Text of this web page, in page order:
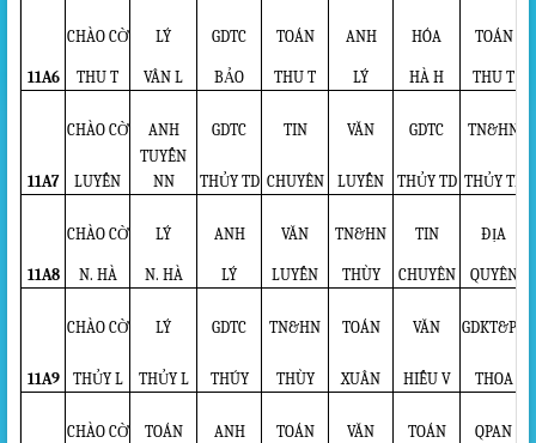
11A6
CHÀO CỜ LÝ GDTC TOÁN ANH HÓA TOÁN
THU T VÂN L BẢO THU T LÝ HÀ H THU T
11A7
CHÀO CỜ ANH GDTC TIN VĂN GDTC TN&HN
LUYẾN
TUYẾN
NN
THỦY TD CHUYÊN LUYẾN THỦY TD THỦY TD
11A8
CHÀO CỜ LÝ ANH VĂN TN&HN TIN ĐỊA
N. HÀ N. HÀ LÝ LUYẾN THÙY CHUYÊN QUYÊN
11A9
CHÀO CỜ LÝ GDTC TN&HN TOÁN VĂN GDKT&PL
THỦY L THỦY L THÚY THÙY XUÂN HIẾU V THOA
CHÀO CỜ TOÁN ANH TOÁN VĂN TOÁN QPAN